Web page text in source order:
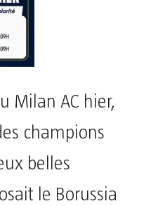
Milan AC hier,
champions
belles
le Borussia